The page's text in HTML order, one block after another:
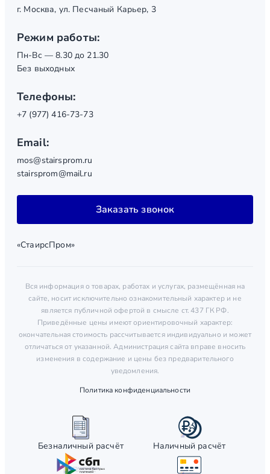
г. Москва, ул. Песчаный Карьер, 3
Режим работы:
Пн-Вс — 8.30 до 21.30
Без выходных
Телефоны:
+7 (977) 416-73-73
Email:
mos@stairsprom.ru
stairsprom@mail.ru
Заказать звонок
«СтаирсПром»
Вся информация о товарах, работах и услугах, размещённая на
сайте, носит исключительно ознакомительный характер и не
является публичной офертой в смысле ст. 437 ГК РФ.
Приведённые цены имеют ориентировочный характер:
окончательная стоимость рассчитывается индивидуально и может
отличаться от указанной. Администрация сайта вправе вносить
изменения в содержание и цены без предварительного
уведомления.
Политика конфиденциальности
Безналичный расчёт Наличный расчёт